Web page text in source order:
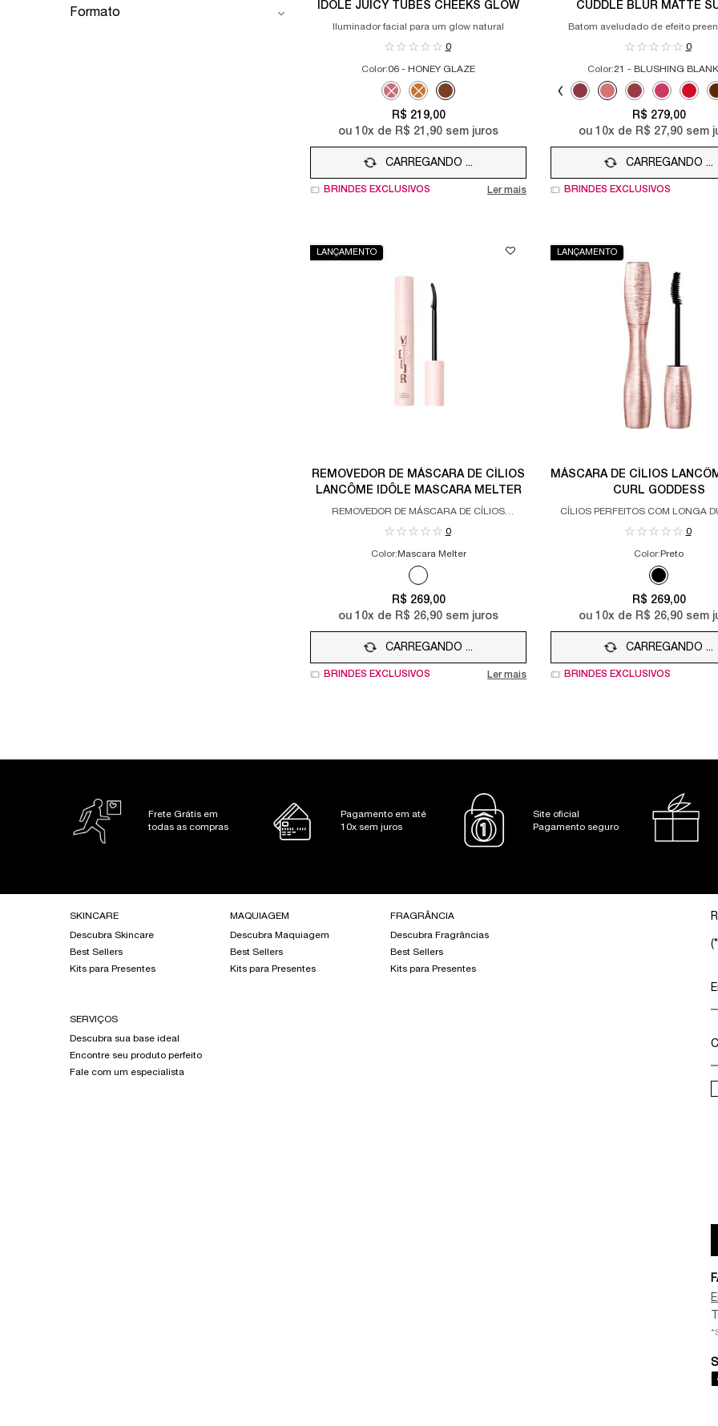
Formato
IDÔLE JUICY TUBES CHEEKS GLOW
Iluminador facial para um glow natural
0
Color:06 - HONEY GLAZE​
Selected
The product variation is out of stock, 04 - STRAWBERRY GLOW​ color for
Selected
The product variation is out of stock, 05 - LEMON SPARKLE​ color
Selected
06 - HONEY GLAZE​ color for ILUMINADOR LÍQUIDO
R$ 219,00
ou 10x de R$ 21,90 sem juros
CARREGANDO ...
BRINDES EXCLUSIVOS Ler mais
CUDDLE BLUR MATTE
Batom aveludado de efeito
0
Color:21 - BLUSHING
Selecione a cor
Selected
60 - MILLION-DOLLAR BERRY color
Selected
90 - BERRY BISOU color for
Selected
21 - BLUSHING
Selected
22 - NAP IN
Selected
23 - COZY
24 -
R$ 279,00
ou 10x de R$ 27,90 sem
CARREGANDO ...
BRINDES EXCLUSIVOS
LANÇAMENTO
REMOVEDOR DE MÁSCARA DE CÍLIOS
LANCÔME IDÔLE MASCARA MELTER
REMOVEDOR DE MÁSCARA DE CÍLIOS
0
Color: Mascara Melter
Selected
Mascara Melter color for REMOVEDOR DE MÁSCARA DE CÍLIOS
R$ 269,00
ou 10x de R$ 26,90 sem juros
CARREGANDO ...
BRINDES EXCLUSIVOS Ler mais
LANÇAMENTO
MÁSCARA DE CÍLIOS
CURL GODDESS
CÍLIOS PERFEITOS COM LONGA
0
Color: Preto
Selected
Preto color
R$ 269,00
ou 10x de R$ 26,90 sem
CARREGANDO ...
BRINDES EXCLUSIVOS
Frete Grátis em
todas as compras
Pagamento em até
10x sem juros
Site oficial
Pagamento seguro
SKINCARE
Descubra Skincare
Best Sellers
Kits para Presentes
SERVIÇOS
Descubra sua base ideal
Encontre seu produto perfeito
Fale com um especialista
MAQUIAGEM
Descubra Maquiagem
Best Sellers
Kits para Presentes
FRAGRÂNCIA
Descubra Fragrâncias
Best Sellers
Kits para Presentes